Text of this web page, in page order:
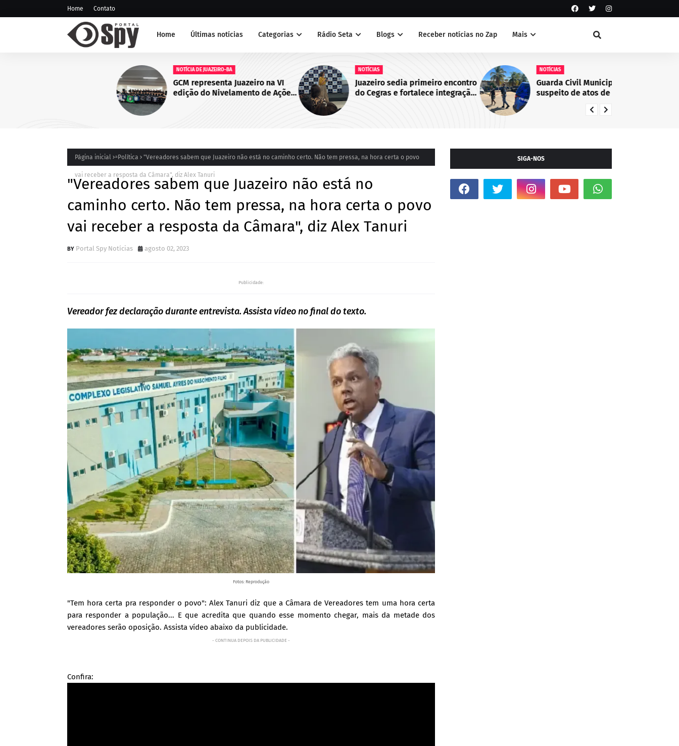
Home Contato
Home Últimas notícias Categorias Rádio Seta Blogs Receber notícias no Zap Mais
NOTÍCIA DE JUAZEIRO-BA
GCM representa Juazeiro na VI
edição do Nivelamento de Ações
Táticas (NAT-ROMU), em Cabo de
Santo Agostinho (PE)
NOTÍCIAS
Juazeiro sedia primeiro encontro
do Cegras e fortalece integração
da saúde na Macrorregião Norte
da Bahia
NOTÍCIAS
Guarda Civil Municipal identifica
suspeito de atos de vandalismo
no Centro de Juazeiro, BA
Página inicial ͣ Política "Vereadores sabem que Juazeiro não está no caminho certo. Não tem pressa, na hora certa o povo
vai receber a resposta da Câmara", diz Alex Tanuri
"Vereadores sabem que Juazeiro não está no
caminho certo. Não tem pressa, na hora certa o povo
vai receber a resposta da Câmara", diz Alex Tanuri
Portal Spy Notícias agosto 02, 2023
Publicidade:
Vereador fez declaração durante entrevista. Assista vídeo no final do texto.
Fotos: Reprodução
"Tem hora certa pra responder o povo": Alex Tanuri diz que a Câmara de Vereadores tem uma hora certa
para responder a população... E que acredita que quando esse momento chegar, mais da metade dos
vereadores serão oposição. Assista vídeo abaixo da publicidade.
- CONTINUA DEPOIS DA PUBLICIDADE -
Confira:
SIGA-NOS